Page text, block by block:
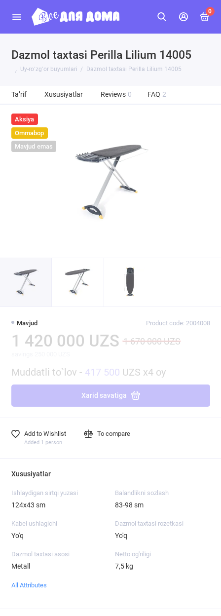
0
Dazmol taxtasi Perilla Lilium 14005
Uy-roʻzgʻor buyumlari Dazmol taxtasi Perilla Lilium 14005
Ta’rif Xususiyatlar Reviews 0 FAQ 2
Aksiya
Ommabop
Mavjud emas
Mavjud Product code: 2004008
1 420 000 UZS 1 670 000 UZS
Muddatli to`lov - 417 500 UZS x4 oy
Xarid savatiga
Add to Wishlist
Added 1 person
To compare
Xususiyatlar
Ishlaydigan sirtqi yuzasi
124х43 sm
Balandlikni sozlash
83-98 sm
Kabel ushlagichi
Yo'q
Dazmol taxtasi rozetkasi
Yo'q
Dazmol taxtasi asosi
Metall
Netto og'riligi
7,5 kg
All Attributes